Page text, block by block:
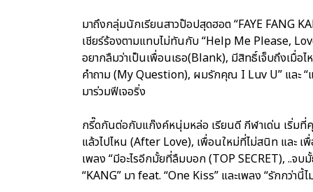
มาถึงกลุ่มนักเรียนสาวป๊อปสุดฮอต “FAYE FANG
เชียร์ร้องตามแทบไม่ทันกับ “Help Me Please,
อยากลืมว่าเป็นเพื่อนเธอ(Blank), มีสิทธิ์เจ็บถึงเมื่อ
คำถาม (My Question), ผมรักคุณ I Luv U” และ
มาร่วมฟีเจอริ่ง
กรี๊ดกันต่อกับแก๊งค์หนุ่มหล่อ เรียนดี กีฬาเด่น เริ่ม
แล้วไปไหน (After Love), เพื่อนใหม่ที่ไม่สนิท และ
เพลง “มีอะไรอีกมั้ยที่ลืมบอก (TOP SECRET), ..
“KANG” มา feat. “One Kiss” และเพลง “รักกว่า